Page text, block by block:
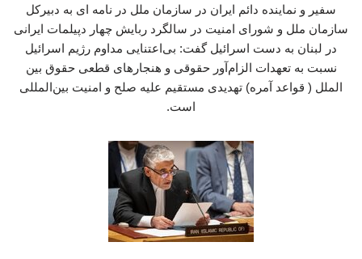
سفیر و نماینده دائم ایران در سازمان ملل در نامه ای به دبیرکل
سازمان ملل و شورای امنیت در سالگرد ربایش چهار دپیلمات ایرانی
در لبنان به دست اسرائیل گفت: بی‌اعتنایی مداوم رژیم اسرائیل
نسبت به تعهدات الزام‌آور حقوقی و هنجارهای قطعی حقوق بین
الملل ( قواعد آمره) تهدیدی مستقیم علیه صلح و امنیت بین‌المللی
است.